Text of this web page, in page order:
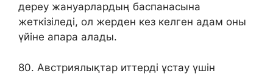
дереу жануарлардың баспанасына
жеткізіледі, ол жерден кез келген адам оны
үйіне апара алады.
80. Австриялықтар иттерді ұстау үшін